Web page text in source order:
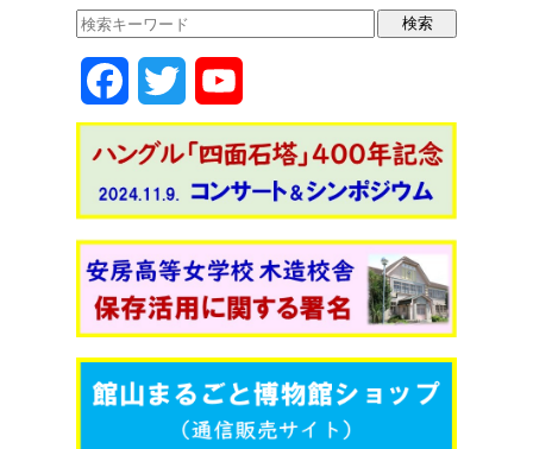
b
o
o
k
d
o
n
a
e
b
o
o
w
t
t
e
r
o
T
u
b
e
C